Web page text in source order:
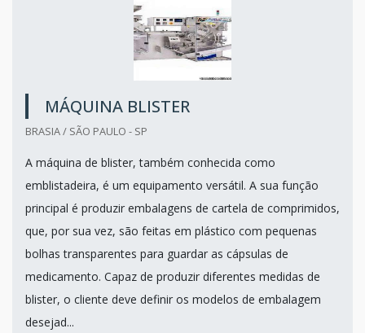
MÁQUINA BLISTER
BRASIA / SÃO PAULO - SP
A máquina de blister, também conhecida como
emblistadeira, é um equipamento versátil. A sua função
principal é produzir embalagens de cartela de comprimidos,
que, por sua vez, são feitas em plástico com pequenas
bolhas transparentes para guardar as cápsulas de
medicamento. Capaz de produzir diferentes medidas de
blister, o cliente deve definir os modelos de embalagem
desejad...